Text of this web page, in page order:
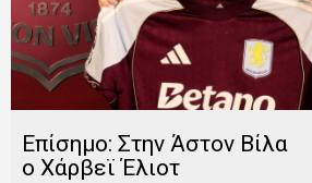
Επίσημο: Στην Άστον Βίλα
ο Χάρβεϊ Έλιοτ